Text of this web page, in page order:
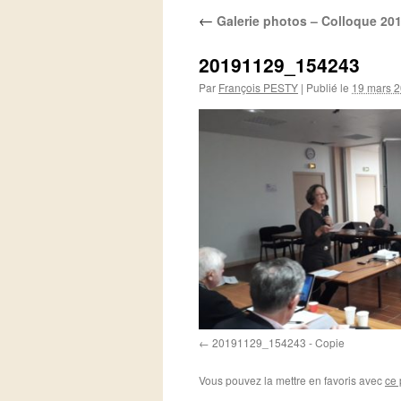
← Galerie photos – Colloque
20191129_154243
Par François PESTY | Publié le 19 mars
20191129_154243 - Copie
Vous pouvez la mettre en favoris avecce